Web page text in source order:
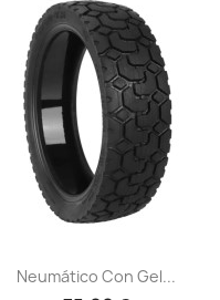
Neumático Con Gel...